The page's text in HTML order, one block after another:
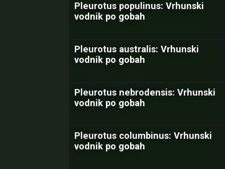
Pleurotus populinus: Vrhunski
vodnik po gobah
Pleurotus australis: Vrhunski
vodnik po gobah
Pleurotus nebrodensis: Vrhunski
vodnik po gobah
Pleurotus columbinus: Vrhunski
vodnik po gobah